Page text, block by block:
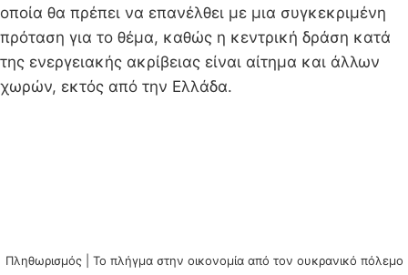
οποία θα πρέπει να επανέλθει με μια συγκεκριμένη
πρόταση για το θέμα, καθώς η κεντρική δράση κατά
της ενεργειακής ακρίβειας είναι αίτημα και άλλων
χωρών, εκτός από την Ελλάδα.
Πληθωρισμός | Το πλήγμα στην οικονομία από τον ουκρανικό πόλεμο